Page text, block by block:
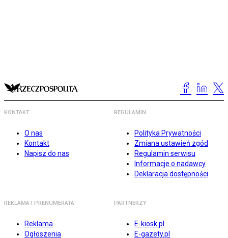
KONTAKT
O nas
Kontakt
Napisz do nas
REGULAMIN
Polityka Prywatności
Zmiana ustawień zgód
Regulamin serwisu
Informacje o nadawcy
Deklaracja dostępności
REKLAMA I PRENUMERATA
Reklama
Ogłoszenia
PARTNERZY
E-kiosk.pl
E-gazety.pl